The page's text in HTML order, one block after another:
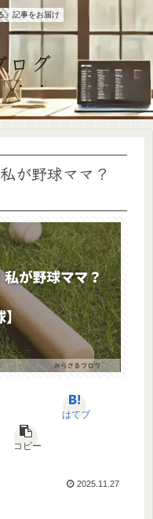
』記事をお届け
ログ
が野球ママ？
はてブ
コピー
2025.11.27